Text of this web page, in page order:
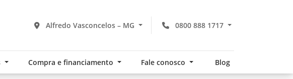
0800 888 1717
Alfredo Vasconcelos – MG
Compra e financiamento Fale conosco Blog